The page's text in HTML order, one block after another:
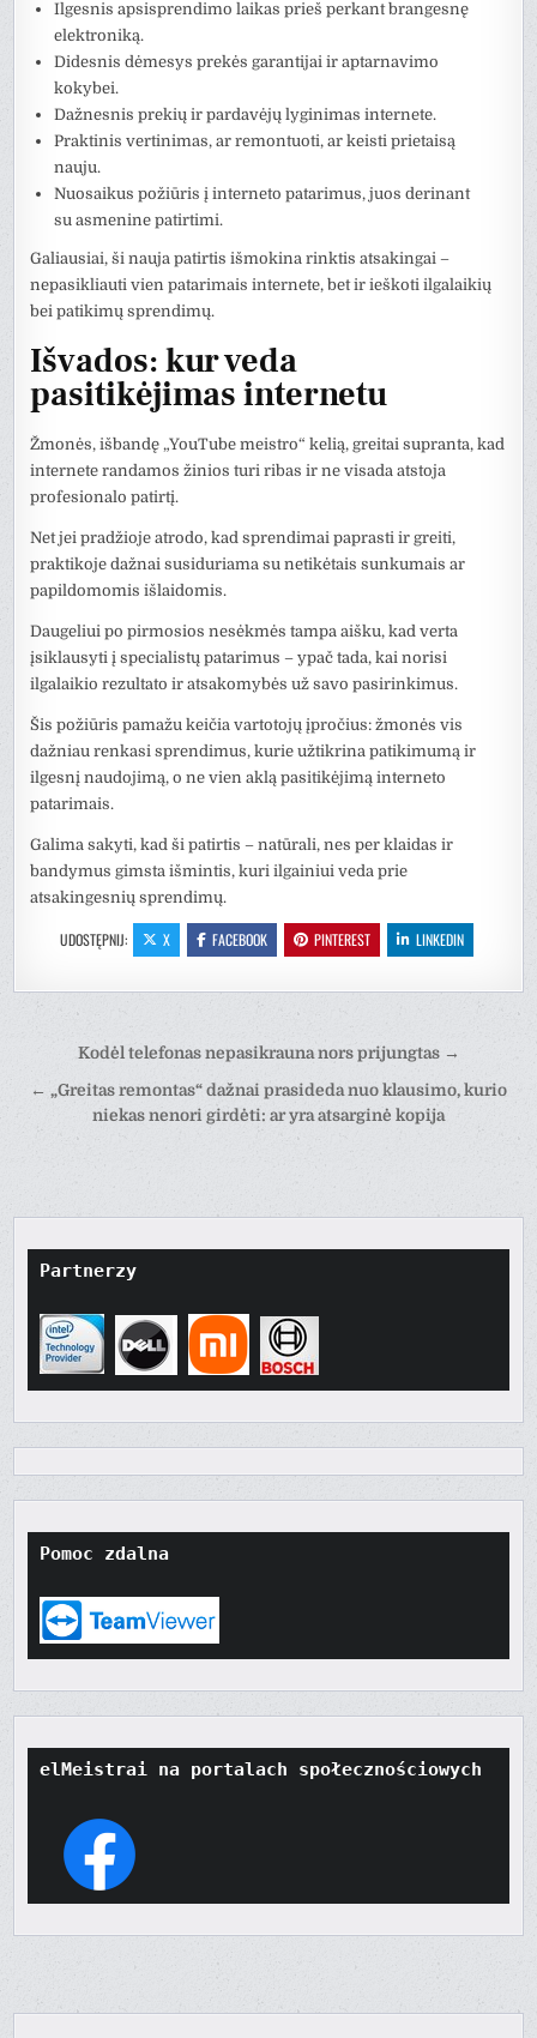
Ilgesnis apsisprendimo laikas prieš perkant brangesnę
elektroniką.
Didesnis dėmesys prekės garantijai ir aptarnavimo
kokybei.
Dažnesnis prekių ir pardavėjų lyginimas internete.
Praktinis vertinimas, ar remontuoti, ar keisti prietaisą
nauju.
Nuosaikus požiūris į interneto patarimus, juos derinant
su asmenine patirtimi.
Galiausiai, ši nauja patirtis išmokina rinktis atsakingai –
nepasikliauti vien patarimais internete, bet ir ieškoti ilgalaikių
bei patikimų sprendimų.
Išvados: kur veda
pasitikėjimas internetu
Žmonės, išbandę „YouTube meistro“ kelią, greitai supranta, kad
internete randamos žinios turi ribas ir ne visada atstoja
profesionalo patirtį.
Net jei pradžioje atrodo, kad sprendimai paprasti ir greiti,
praktikoje dažnai susiduriama su netikėtais sunkumais ar
papildomomis išlaidomis.
Daugeliui po pirmosios nesėkmės tampa aišku, kad verta
įsiklausyti į specialistų patarimus – ypač tada, kai norisi
ilgalaikio rezultato ir atsakomybės už savo pasirinkimus.
Šis požiūris pamažu keičia vartotojų įpročius: žmonės vis
dažniau renkasi sprendimus, kurie užtikrina patikimumą ir
ilgesnį naudojimą, o ne vien aklą pasitikėjimą interneto
patarimais.
Galima sakyti, kad ši patirtis – natūrali, nes per klaidas ir
bandymus gimsta išmintis, kuri ilgainiui veda prie
atsakingesnių sprendimų.
UDOSTĘPNIJ: X FACEBOOK PINTEREST LINKEDIN
Nawigacja
wpisu
Kodėl telefonas nepasikrauna nors prijungtas →
← „Greitas remontas“ dažnai prasideda nuo klausimo, kurio
niekas nenori girdėti: ar yra atsarginė kopija
Partnerzy
Pomoc zdalna
elMeistrai na portalach społecznościowych